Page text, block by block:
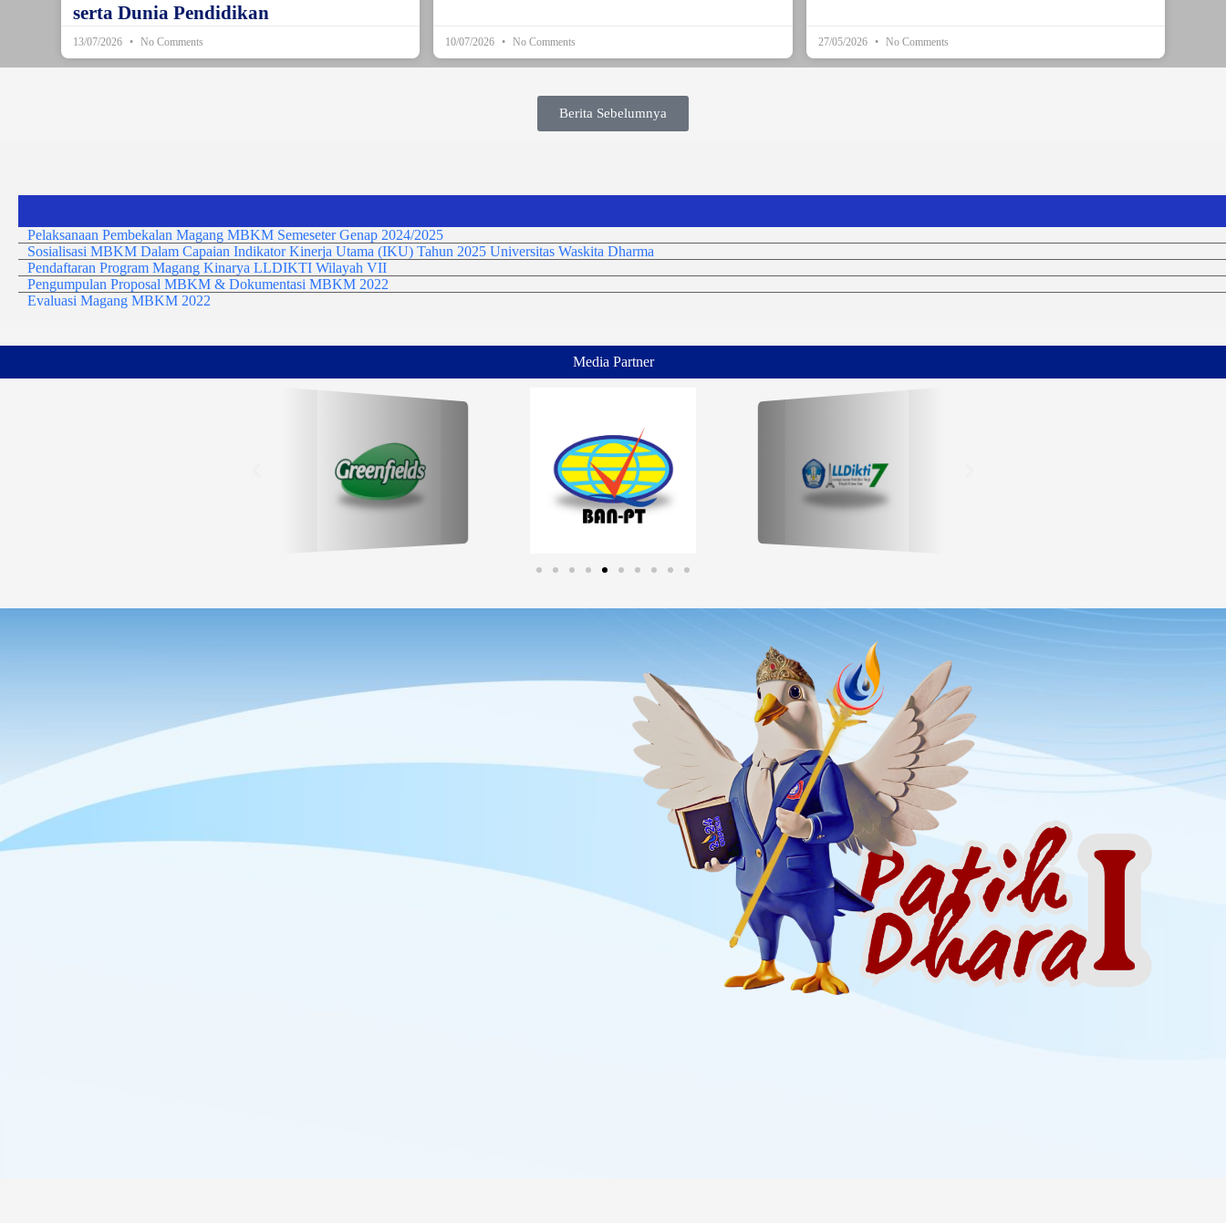
serta Dunia Pendidikan
13/07/2026 No Comments 10/07/2026 No Comments 27/05/2026 No Comments
Berita Sebelumnya
Pelaksanaan Pembekalan Magang MBKM Semeseter Genap 2024/2025
Sosialisasi MBKM Dalam Capaian Indikator Kinerja Utama (IKU) Tahun 2025 Universitas Waskita Dharma
Pendaftaran Program Magang Kinarya LLDIKTI Wilayah VII
Pengumpulan Proposal MBKM & Dokumentasi MBKM 2022
Evaluasi Magang MBKM 2022
Media Partner